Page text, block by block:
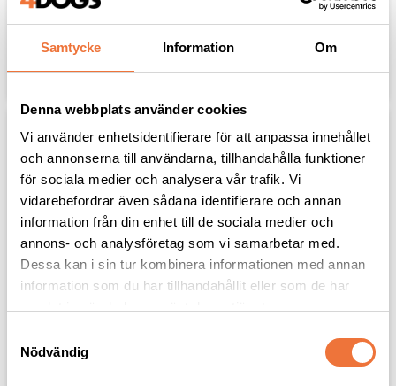
Samtycke Information Om
Denna webbplats använder cookies
Vi använder enhetsidentifierare för att anpassa innehållet
och annonserna till användarna, tillhandahålla funktioner
för sociala medier och analysera vår trafik. Vi
vidarebefordrar även sådana identifierare och annan
information från din enhet till de sociala medier och
annons- och analysföretag som vi samarbetar med.
Dessa kan i sin tur kombinera informationen med annan
information som du har tillhandahållit eller som de har
Nödvändig
39kr
Lägg till i favoriter
39kr
Lägg
VP-Flex Elastiskt
blå
VP-Flex Elastiskt
med bittersmak 5 cm -